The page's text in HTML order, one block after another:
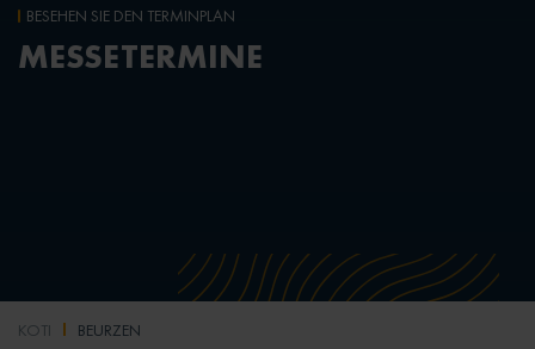
BESEHEN SIE DEN TERMINPLAN
MESSETERMINE
KOTI BEURZEN